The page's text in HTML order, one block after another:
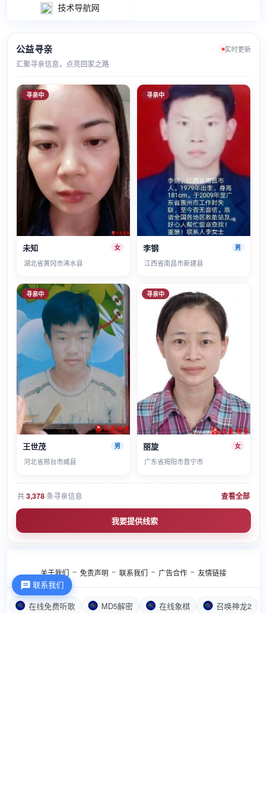
技术导航网
公益寻亲 实时更新
汇聚寻亲信息，点亮回家之路
寻亲中
未知 女
湖北省黄冈市浠水县
寻亲中
李钢 男
江西省南昌市新建县
寻亲中
王世茂 男
河北省邢台市威县
寻亲中
丽旋 女
广东省揭阳市普宁市
共3,378条寻亲信息 查看全部
我要提供线索
关于我们 免责声明 联系我们 广告合作 友情链接
在线免费听歌 MD5解密 在线象棋
召唤神龙2
联系我们